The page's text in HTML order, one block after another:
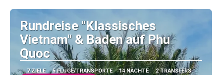
Sehen
Rundreise "Klassisches
Vietnam" & Baden auf Phu
Quoc
7 ZIELE 5 FLÜGE/TRANSPORTE 14 NÄCHTE 2 TRANSFERS